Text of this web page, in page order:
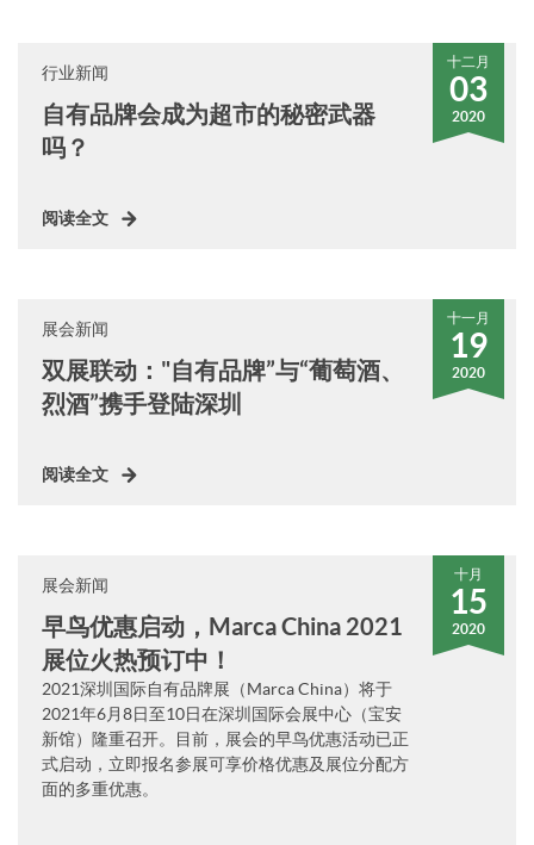
十二月
03
2020
行业新闻
自有品牌会成为超市的秘密武器
吗？
阅读全文
十一月
19
2020
展会新闻
双展联动："自有品牌”与“葡萄酒、
烈酒”携手登陆深圳
阅读全文
十月
15
2020
展会新闻
早鸟优惠启动，Marca China 2021
展位火热预订中！
2021深圳国际自有品牌展（Marca China）将于
2021年6月8日至10日在深圳国际会展中心（宝安
新馆）隆重召开。目前，展会的早鸟优惠活动已正
式启动，立即报名参展可享价格优惠及展位分配方
面的多重优惠。